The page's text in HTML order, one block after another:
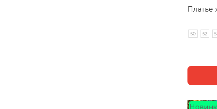
Платье
50 52